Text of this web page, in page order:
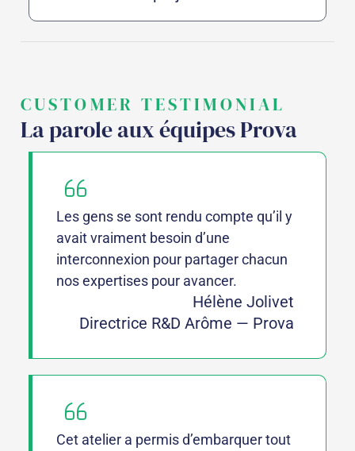
CUSTOMER TESTIMONIAL
La parole aux équipes Prova
Les gens se sont rendu compte qu’il y
avait vraiment besoin d’une
interconnexion pour partager chacun
nos expertises pour avancer.
Hélène Jolivet
Directrice R&D Arôme — Prova
Cet atelier a permis d’embarquer tout